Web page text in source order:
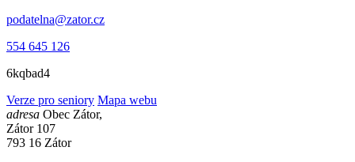
podatelna@zator.cz
554 645 126
6kqbad4
Verze pro seniory Mapa webu
adresa Obec Zátor,
Zátor 107
793 16 Zátor